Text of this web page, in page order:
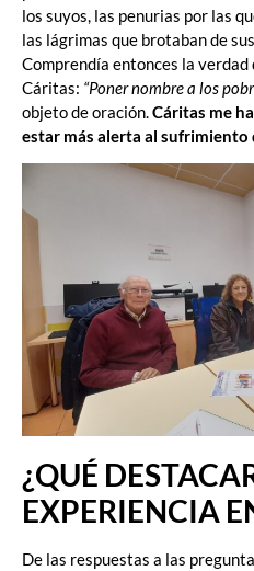
los suyos, las penurias por las
las lágrimas que brotaban de
Comprendía entonces la verdad
Cáritas: “Poner nombre a los
objeto de oración.Cáritas me
estar más alerta al sufrimiento
¿QUÉ
EXPERIENCIA
De las respuestas a las